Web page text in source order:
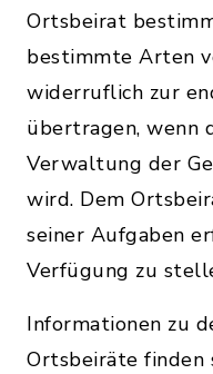
Ortsbeirat
bestimmte Arten
widerruflich zur
übertragen, wenn
Verwaltung der
wird. Dem
seiner Aufgaben
Verfügung zu
Informationen zu
Ortsbeiräte finden